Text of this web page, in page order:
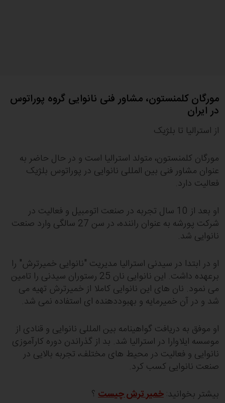
مورگان کلمنستون، مشاور فنی نانوایی گروه پوراتوس
در ایران
از استرالیا تا بلژیک
مورگان کلمنستون، متولد استرالیا است و در حال حاضر به
عنوان مشاور فنی بین المللی نانوایی در پوراتوس بلژیک
فعالیت دارد.
او بعد از 10 سال تجربه در صنعت اتومبیل و فعالیت در
شرکت پورشه به عنوان راننده، در سن 27 سالگی وارد صنعت
نانوایی شد.
او در ابتدا در سیدنی استرالیا مدیریت "نانوایی خمیرترش" را
برعهده داشت. این نانوایی نان 25 رستوران سیدنی را تامین
می نمود. نان های این نانوایی کاملا از خمیرترش تهیه می
شد و در آن خمیرمایه و بهبوددهنده ای استفاده نمی شد.
او موفق به دریافت گواهینامه بین المللی نانوایی و قنادی از
موسسه ایلاوارا در استرالیا شد. بد از گذراندن دوره کارآموزی
نانوایی و فعالیت در محیط های مختلف، تجربه بالایی در
صنعت نانوایی کسب کرد.
بیشتر بخوانید: خمیر ترش چیست ؟